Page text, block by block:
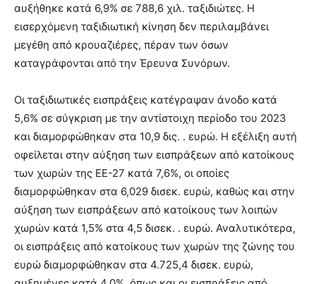
αυξήθηκε κατά 6,9% σε 788,6 χιλ. ταξιδιώτες. Η
εισερχόμενη ταξιδιωτική κίνηση δεν περιλαμβάνει
μεγέθη από κρουαζιέρες, πέραν των όσων
καταγράφονται από την Έρευνα Συνόρων.
Οι ταξιδιωτικές εισπράξεις κατέγραψαν άνοδο κατά
5,6% σε σύγκριση με την αντίστοιχη περίοδο του 2023
και διαμορφώθηκαν στα 10,9 δις. . ευρώ. Η εξέλιξη αυτή
οφείλεται στην αύξηση των εισπράξεων από κατοίκους
των χωρών της ΕΕ-27 κατά 7,6%, οι οποίες
διαμορφώθηκαν στα 6,029 δισεκ. ευρώ, καθώς και στην
αύξηση των εισπράξεων από κατοίκους των λοιπών
χωρών κατά 1,5% στα 4,5 δισεκ. . ευρώ. Αναλυτικότερα,
οι εισπράξεις από κατοίκους των χωρών της ζώνης του
ευρώ διαμορφώθηκαν στα 4.725,4 δισεκ. ευρώ,